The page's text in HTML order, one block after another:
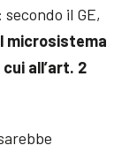
il GE,
microsistema
all’art. 2